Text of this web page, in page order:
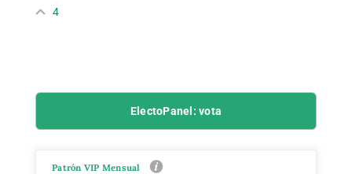
4
ElectoPanel: vota
Patrón VIP Mensual